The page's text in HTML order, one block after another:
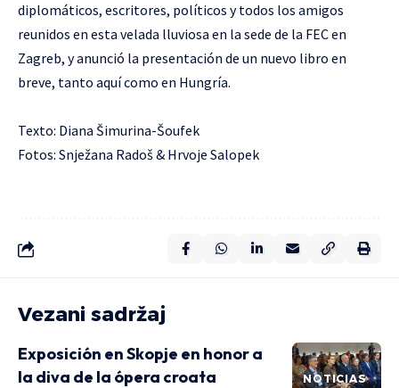
diplomáticos, escritores, políticos y todos los amigos
reunidos en esta velada lluviosa en la sede de la FEC en
Zagreb, y anunció la presentación de un nuevo libro en
breve, tanto aquí como en Hungría.
Texto: Diana Šimurina-Šoufek
Fotos: Snježana Radoš & Hrvoje Salopek
Vezani sadržaj
NOTICIAS
Exposición en Skopje en honor a
la diva de la ópera croata